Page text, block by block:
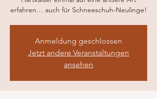
erfahren… auch für Schneeschuh-Neulinge!
Anmeldung geschlossen
Jetzt andere Veranstaltungen
ansehen